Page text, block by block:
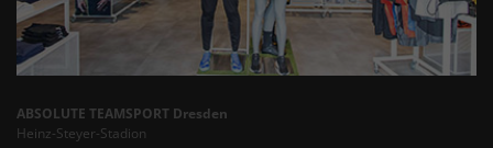
ABSOLUTE TEAMSPORT Dresden
Heinz-Steyer-Stadion